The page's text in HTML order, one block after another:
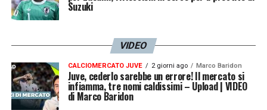
Suzuki
VIDEO
CALCIOMERCATO JUVE 2 giorni ago Marco Baridon
Juve, cederlo sarebbe un errore! Il mercato si
infiamma, tre nomi caldissimi – Upload | VIDEO
di Marco Baridon